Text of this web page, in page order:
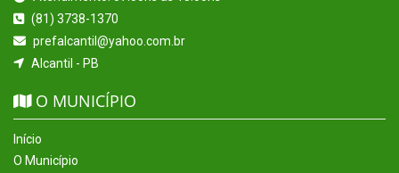
(81) 3738-1370
prefalcantil@yahoo.com.br
Alcantil - PB
O MUNICÍPIO
Início
O Município